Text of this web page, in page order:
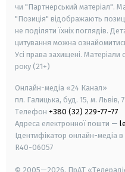
чи "Партнерський матеріал".
"Позиція" відображають
не поділяти їхніх поглядів.
цитування можна
Усі права захищені. Матеріали
року (21+)
Онлайн-медіа «24 Канал»
пл. Галицька, буд. 15, м. Львів,
Телефон +380 (32) 229-77-77
Адреса електронної пошти —
Ідентифікатор онлайн-медіа в
R40-06057
© 2005—2026, ПрАТ